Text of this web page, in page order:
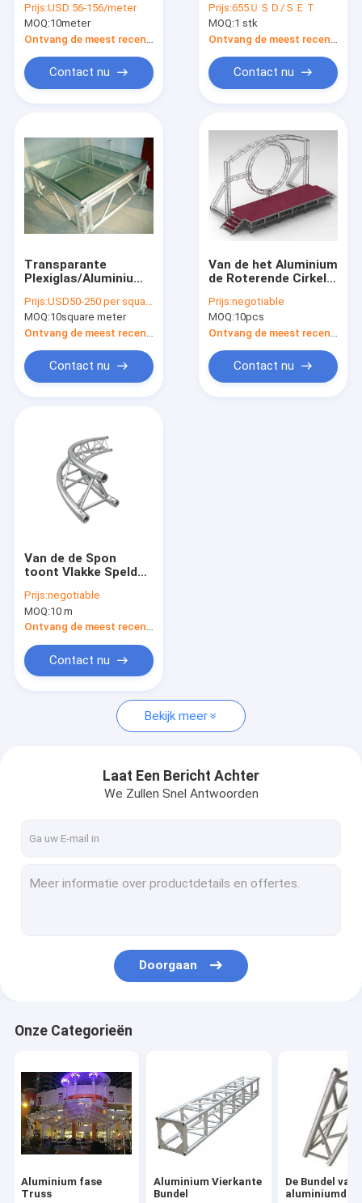
het
Capaciteitsaluminium
en Vertoningsbundel
Prijs:USD 56-156/meter
MOQ:10meter
Contact nu
van de Sterbundel
Bundel Binnen
300*300mm
Prijs:655ＵＳＤ/ＳＥＴ
MOQ:1 stk
Contact nu
Transparante
Plexiglas/Aluminiumstadiumbundel
Zwembad
Prijs:USD50-250 per square meter
MOQ:10square meter
Contact nu
Van de het Aluminium
de Roterende Cirkel
Bundel van het
Stadiumllighting voor
DJ dat Hoofdleiden
beweegt
Prijs:negotiable
MOQ:10pcs
Contact nu
Van de de Spon
toont Vlakke Speld
matealuminium
Bundel 250*250*3m
Lengte voor Binnen
Prijs:negotiable
MOQ:10 m
Contact nu
Bekijk meer
Laat Een Bericht Achter
We Zullen Snel Antwoorden
Doorgaan
Onze Categorieën
Aluminium fase
Truss
Aluminium Vierkante
Bundel
De Bundel van